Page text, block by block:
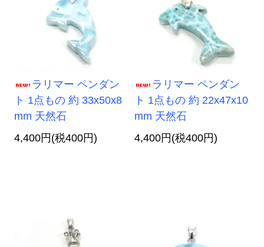
ラリマー ペンダン
ト 1点もの 約 33x50x8
mm 天然石
4,400円(税400円)
ラリマー ペンダン
ト 1点もの 約 22x47x10
mm 天然石
4,400円(税400円)